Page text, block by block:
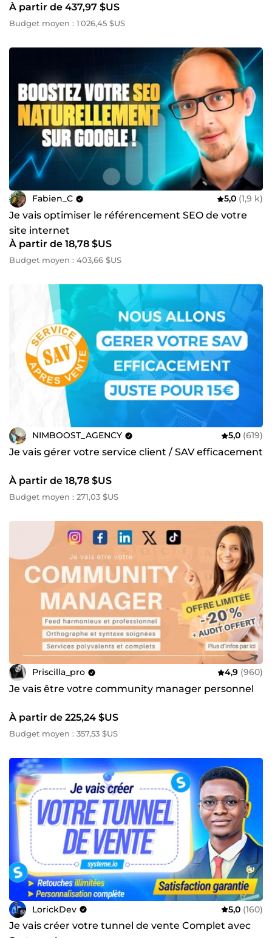
À partir de 437,97 $US
Budget moyen : 1 026,45 $US
Fabien_C 5,0 (1,9 k)
Je vais optimiser le référencement SEO de votre
site internet
À partir de 18,78 $US
Budget moyen : 403,66 $US
NIMBOOST_AGENCY 5,0 (619)
Je vais gérer votre service client / SAV efficacement
À partir de 18,78 $US
Budget moyen : 271,03 $US
Priscilla_pro 4,9 (960)
Je vais être votre community manager personnel
À partir de 225,24 $US
Budget moyen : 357,53 $US
LorickDev 5,0 (160)
Je vais créer votre tunnel de vente Complet avec